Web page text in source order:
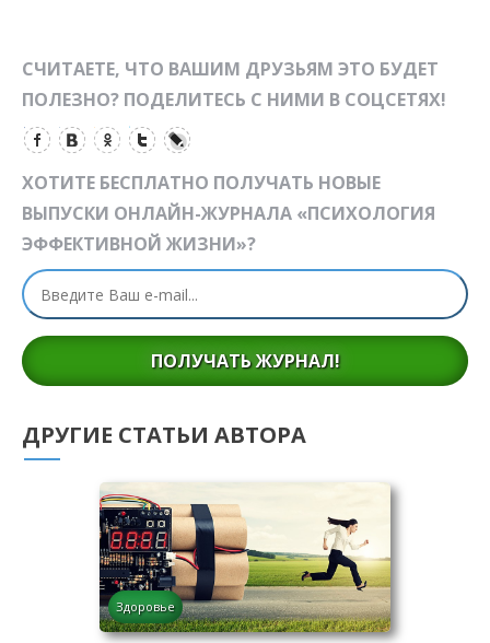
СЧИТАЕТЕ, ЧТО ВАШИМ ДРУЗЬЯМ ЭТО БУДЕТ
ПОЛЕЗНО? ПОДЕЛИТЕСЬ С НИМИ В СОЦСЕТЯХ!
ХОТИТЕ БЕСПЛАТНО ПОЛУЧАТЬ НОВЫЕ
ВЫПУСКИ ОНЛАЙН-ЖУРНАЛА «ПСИХОЛОГИЯ
ЭФФЕКТИВНОЙ ЖИЗНИ»?
ПОЛУЧАТЬ ЖУРНАЛ!
ДРУГИЕ СТАТЬИ АВТОРА
Здоровье